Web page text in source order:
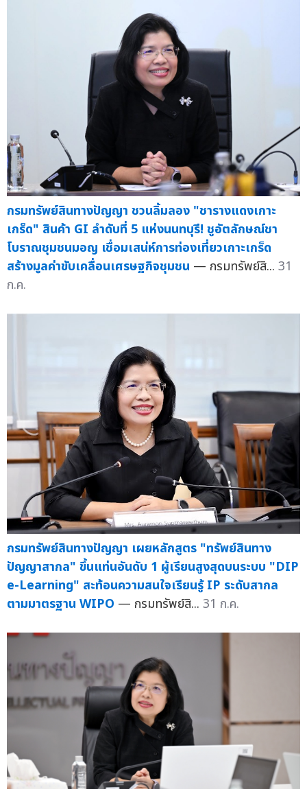
กรมทรัพย์สินทางปัญญา ชวนลิ้มลอง "ชารางแดงเกาะ
เกร็ด" สินค้า GI ลำดับที่ 5 แห่งนนทบุรี! ชูอัตลักษณ์ชา
โบราณชุมชนมอญ เชื่อมเสน่ห์การท่องเที่ยวเกาะเกร็ด
สร้างมูลค่าขับเคลื่อนเศรษฐกิจชุมชน — กรมทรัพย์สิ... 31
ก.ค.
กรมทรัพย์สินทางปัญญา เผยหลักสูตร "ทรัพย์สินทาง
ปัญญาสากล" ขึ้นแท่นอันดับ 1 ผู้เรียนสูงสุดบนระบบ "DIP
e-Learning" สะท้อนความสนใจเรียนรู้ IP ระดับสากล
ตามมาตรฐาน WIPO — กรมทรัพย์สิ... 31 ก.ค.